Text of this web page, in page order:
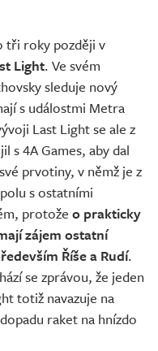
tři roky později v
Light. Ve svém
sleduje nový
s událostmi Metra
Last Light se ale z
s 4A Games, aby dal
prvotiny, v němž je z
s ostatními
protože o prakticky
zájem ostatní
Říše a Rudí.
se zprávou, že jeden
totiž navazuje na
raket na hnízdo